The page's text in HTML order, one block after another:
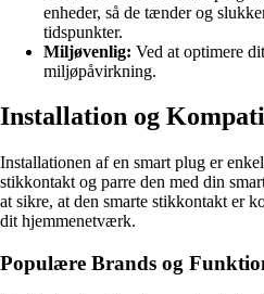
enheder, så de tænder og
tidspunkter.
Miljøvenlig: Ved at optimere
miljøpåvirkning.
Installation og
Installationen af en smart plug er
stikkontakt og parre den med din
at sikre, at den smarte stikkontakt er
dit hjemmenetværk.
Populære Brands og